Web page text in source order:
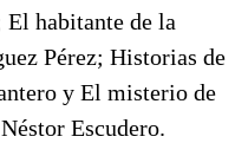
habitante de la
Pérez; Historias de
y El misterio de
Escudero.